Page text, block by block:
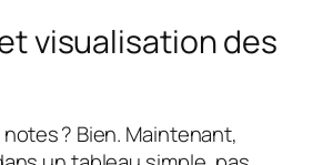
visualisation des
? Bien. Maintenant,